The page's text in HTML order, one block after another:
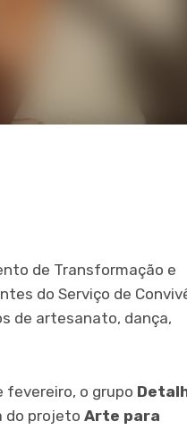
de Transformação e
do Serviço de
de artesanato, dança,
o grupo
do projeto Arte para